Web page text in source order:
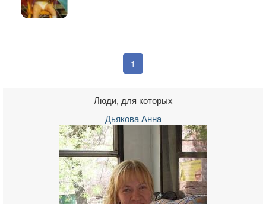
1
Люди, для которых
Дьякова Анна